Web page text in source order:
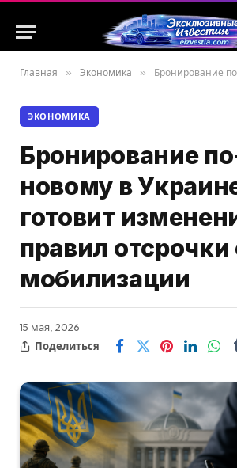
Главная » Экономика » Бронирование по-новому в Украине: Рада
ЭКОНОМИКА
Бронирование
новому в
готовит
правил отсрочки
мобилизации
15 мая, 2026
Поделиться